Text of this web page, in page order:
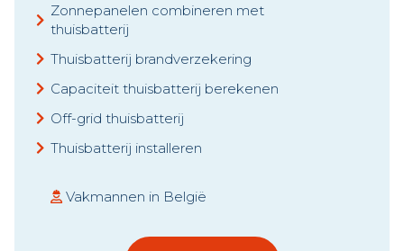
Zonnepanelen combineren met
thuisbatterij
Thuisbatterij brandverzekering
Capaciteit thuisbatterij berekenen
Off-grid thuisbatterij
Thuisbatterij installeren
Vakmannen in België